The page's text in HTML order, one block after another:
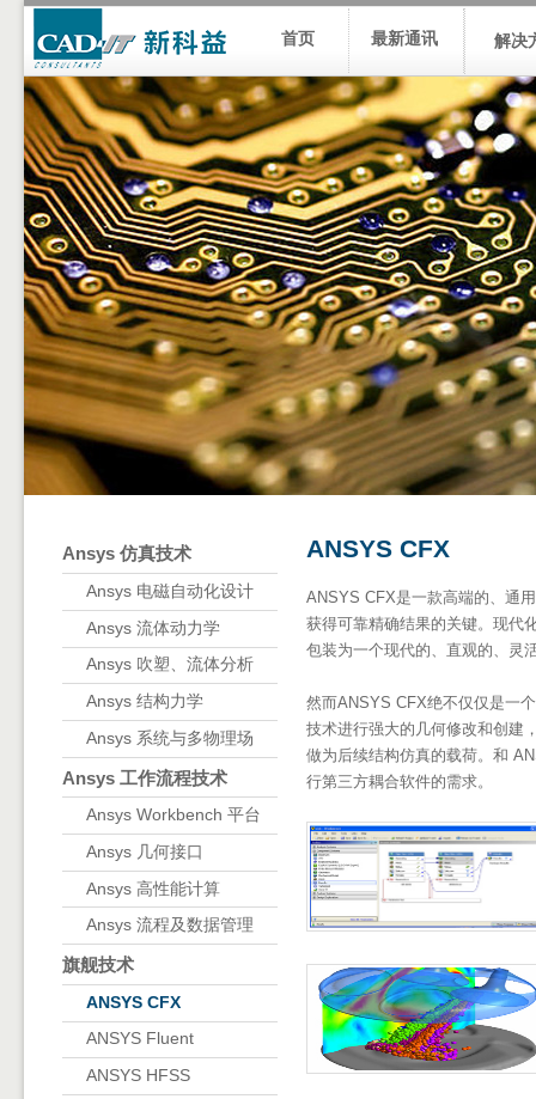
首页 最新通讯 解决
Ansys 仿真技术
Ansys 电磁自动化设计
Ansys 流体动力学
Ansys 吹塑、流体分析
Ansys 结构力学
Ansys 系统与多物理场
Ansys 工作流程技术
Ansys Workbench 平台
Ansys 几何接口
Ansys 高性能计算
Ansys 流程及数据管理
旗舰技术
ANSYS CFX
ANSYS Fluent
ANSYS HFSS
ANSYS CFX
ANSYS CFX是一款高端的、通
获得可靠精确结果的关键。现代
包装为一个现代的、直观的、灵
然而ANSYS CFX绝不仅仅是一
技术进行强大的几何修改和创建
做为后续结构仿真的载荷。和
行第三方耦合软件的需求。